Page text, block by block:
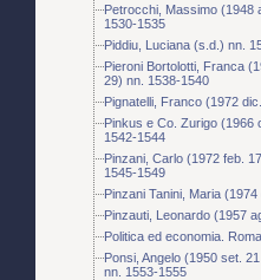
Petrocchi, Massimo (1948
1530-1535
Piddiu, Luciana (s.d.) nn.
Pieroni Bortolotti, Franca
29) nn. 1538-1540
Pignatelli, Franco (1972
Pinkus e Co. Zurigo (1966
1542-1544
Pinzani, Carlo (1972 feb.
1545-1549
Pinzani Tanini, Maria
Pinzauti, Leonardo (1957
Politica ed economia.
Ponsi, Angelo (1950 set.
nn. 1553-1555